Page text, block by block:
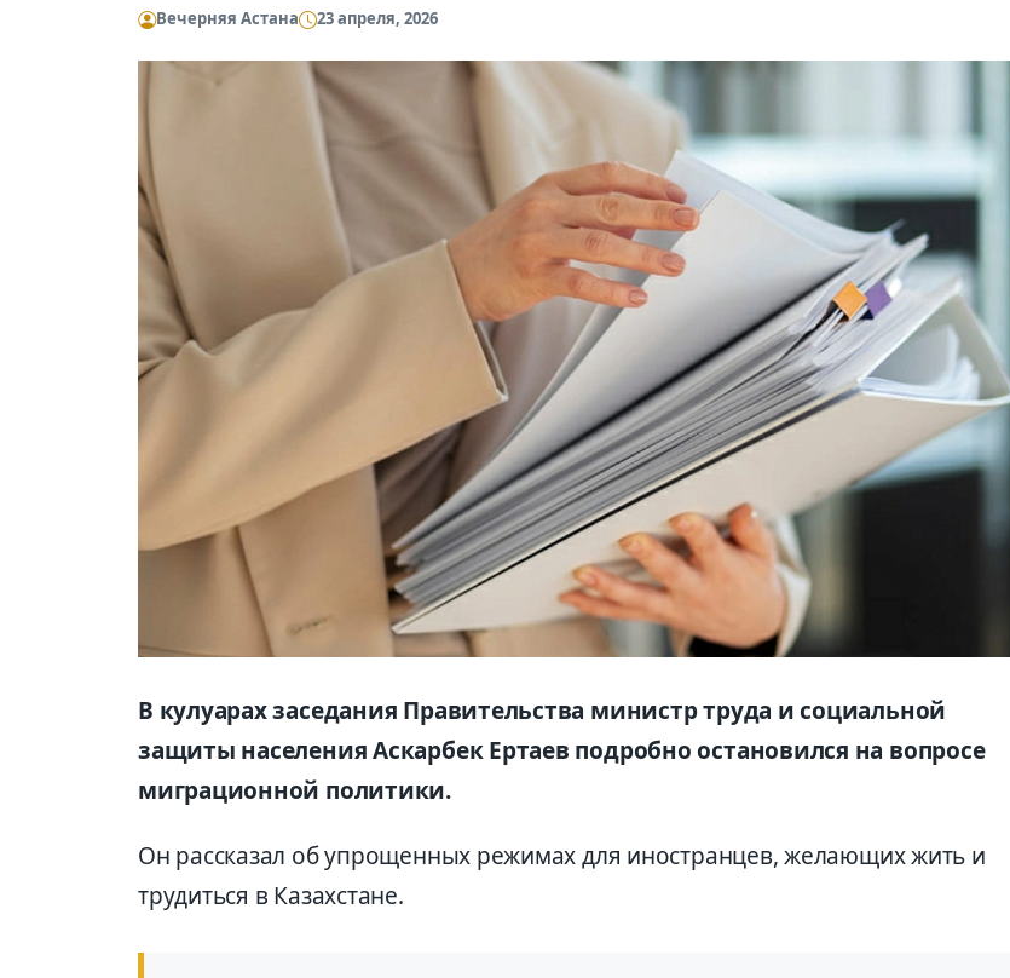
Вечерняя Астана 23 апреля, 2026
В кулуарах заседания Правительства министр труда и социальной
защиты населения Аскарбек Ертаев подробно остановился на вопросе
миграционной политики.
Он рассказал об упрощенных режимах для иностранцев, желающих жить и
трудиться в Казахстане.